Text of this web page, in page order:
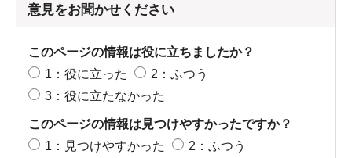
意見をお聞かせください
このページの情報は役に立ちましたか？
1：役に立った
2：ふつう
3：役に立たなかった
このページの情報は見つけやすかったですか？
1：見つけやすかった
2：ふつう